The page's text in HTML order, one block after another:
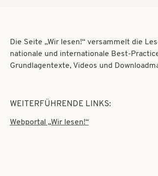
Die Seite „Wir lesen!“ versammelt die
nationale und internationale Best-
Grundlagentexte, Videos und
WEITERFÜHRENDE LINKS:
Webportal „Wir lesen!“